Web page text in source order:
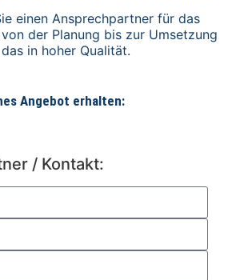
einen Ansprechpartner für das
der Planung bis zur Umsetzung
in hoher Qualität.
Angebot erhalten:
/ Kontakt: